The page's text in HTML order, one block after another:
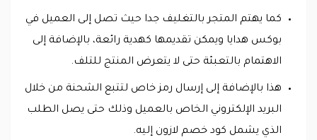
كما يهتم المتجر بالتغليف جدا حيث تصل إلى العميل في
بوكس هدايا ويمكن تقديمها كهدية رائعة، بالإضافة إلى
الاهتمام بالتعبئة حتى لا يتعرض المنتج للتلف.
هذا بالإضافة إلى إرسال رمز خاص لتتبع الشحنة من خلال
البريد الإلكتروني الخاص بالعميل وذلك حتى يصل الطلب
الذي يشمل كود خصم لازون إليه.